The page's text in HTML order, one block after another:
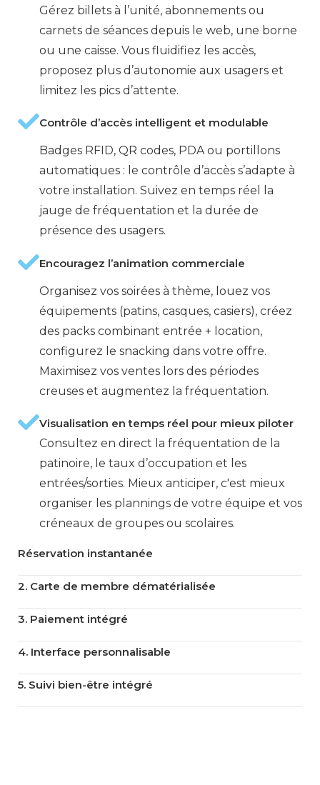
Gérez billets à l’unité, abonnements ou
carnets de séances depuis le web, une borne
ou une caisse. Vous fluidifiez les accès,
proposez plus d’autonomie aux usagers et
limitez les pics d’attente.
Contrôle d’accès intelligent et modulable
Badges RFID, QR codes, PDA ou portillons
automatiques : le contrôle d’accès s’adapte à
votre installation. Suivez en temps réel la
jauge de fréquentation et la durée de
présence des usagers.
Encouragez l’animation commerciale
Organisez vos soirées à thème, louez vos
équipements (patins, casques, casiers), créez
des packs combinant entrée + location,
configurez le snacking dans votre offre.
Maximisez vos ventes lors des périodes
creuses et augmentez la fréquentation.
Visualisation en temps réel pour mieux piloter
Consultez en direct la fréquentation de la
patinoire, le taux d’occupation et les
entrées/sorties. Mieux anticiper, c'est mieux
organiser les plannings de votre équipe et vos
créneaux de groupes ou scolaires.
Réservation instantanée
2. Carte de membre dématérialisée
3. Paiement intégré
4. Interface personnalisable
5. Suivi bien-être intégré